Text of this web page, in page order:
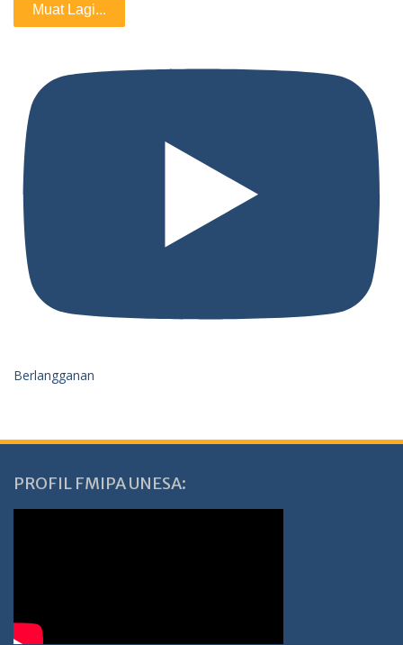
Muat Lagi...
Berlangganan
PROFIL FMIPA UNESA: